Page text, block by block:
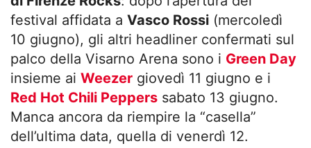
festival affidata a Vasco Rossi (mercoledì
10 giugno), gli altri headliner confermati sul
palco della Visarno Arena sono i Green Day
insieme ai Weezer giovedì 11 giugno e i
Red Hot Chili Peppers sabato 13 giugno.
Manca ancora da riempire la “casella”
dell’ultima data, quella di venerdì 12.